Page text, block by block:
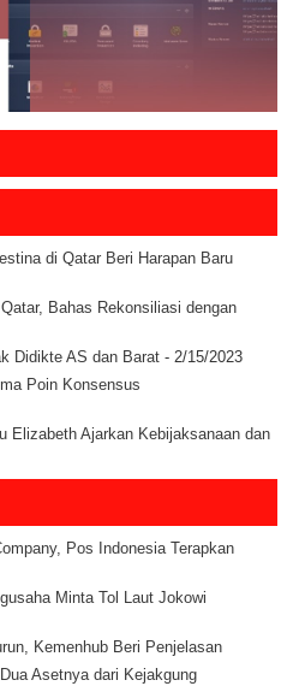
di Qatar Beri Harapan Baru
Bahas Rekonsiliasi dengan
Didikte AS dan Barat - 2/15/2023
Poin Konsensus
Elizabeth Ajarkan Kebijaksanaan dan
Pos Indonesia Terapkan
Minta Tol Laut Jokowi
Kemenhub Beri Penjelasan
Asetnya dari Kejakgung